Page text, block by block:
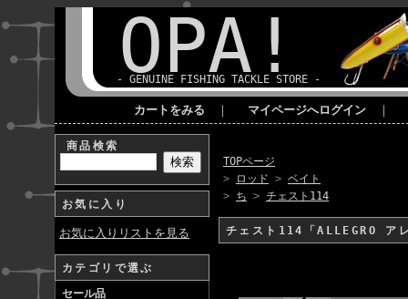
OPA!
- GENUINE FISHING TACKLE STORE -
カートをみる ｜ マイページへログイン ｜
商品検索
お気に入り
お気に入りリストを見る
カテゴリで選ぶ
セール品
TOPページ
>
ロッド > ベイト
> ち > チェスト114
チェスト114「ALLEGRO